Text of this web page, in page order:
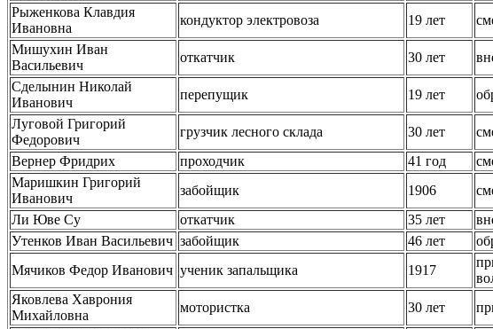
Рыженкова Клавдия
Ивановна
кондуктор электровоза 19 лет
Мишухин Иван
Васильевич
откатчик 30 лет
Сделынин Николай
Иванович
перепущик 19 лет
Луговой Григорий
Федорович
грузчик лесного склада 30 лет
Вернер Фридрих
проходчик 41 год
Маришкин Григорий
Иванович
забойщик 1906
Ли Юве Су
откатчик 35 лет
Утенков Иван Васильевич забойщик 46 лет
Мячиков Федор Иванович ученик запальщика 1917
Яковлева Хаврония
Михайловна
мотористка 30 лет